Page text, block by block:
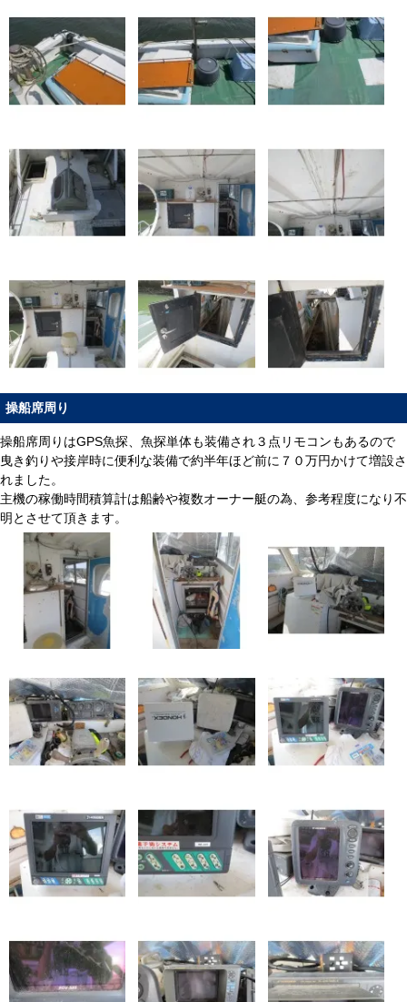
操船席周り
操船席周りはGPS魚探、魚探単体も装備され３点リモコンもあるので
曳き釣りや接岸時に便利な装備で約半年ほど前に７０万円かけて増設さ
れました。
主機の稼働時間積算計は船齢や複数オーナー艇の為、参考程度になり不
明とさせて頂きます。